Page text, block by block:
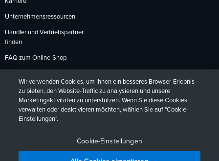
Karriere
Unternehmensressourcen
Händler und Vertriebspartner
finden
FAQ zum Online-Shop
Rückgabebedingungen
DeutschFrançaisEspañol日本語
Wir verwenden Cookies, um Ihnen ein besseres Browser-Erlebnis
zu bieten, den Website-Traffic zu analysieren und unsere
Marketingaktivitäten zu unterstützen. Wenn Sie diese Cookies
verwalten oder deaktivieren möchten, wählen Sie auf "Cookie-
Einstellungen".
Cookie-Einstellungen